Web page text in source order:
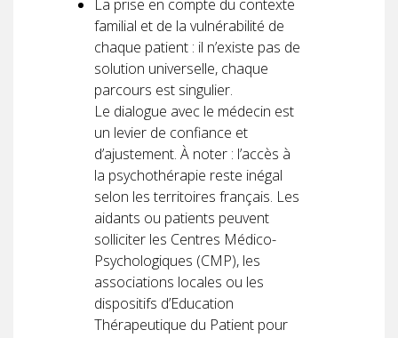
La prise en compte du contexte
familial et de la vulnérabilité de
chaque patient : il n’existe pas de
solution universelle, chaque
parcours est singulier.
Le dialogue avec le médecin est
un levier de confiance et
d’ajustement. À noter : l’accès à
la psychothérapie reste inégal
selon les territoires français. Les
aidants ou patients peuvent
solliciter les Centres Médico-
Psychologiques (CMP), les
associations locales ou les
dispositifs d’Education
Thérapeutique du Patient pour